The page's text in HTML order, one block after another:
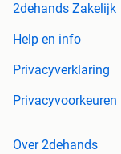
2dehands Zakelijk
Help en info
Privacyverklaring
Privacyvoorkeuren
Over 2dehands